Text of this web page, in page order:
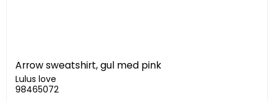
Arrow sweatshirt, gul med pink
Lulus love
98465072